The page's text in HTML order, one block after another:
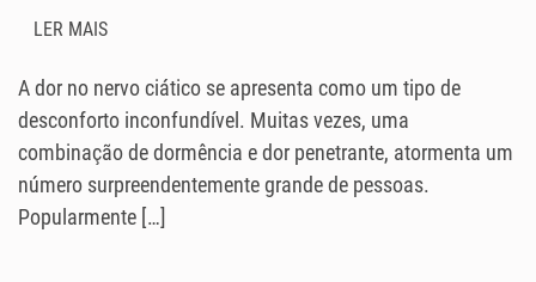
LER MAIS
A dor no nervo ciático se apresenta como um tipo de
desconforto inconfundível. Muitas vezes, uma
combinação de dormência e dor penetrante, atormenta um
número surpreendentemente grande de pessoas.
Popularmente […]